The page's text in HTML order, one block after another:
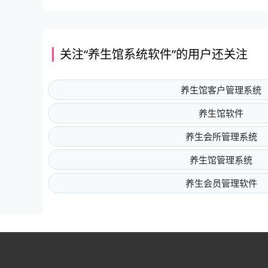
关注“养生馆系统软件”的用户还关注
养生馆客户管理系统
养生馆软件
养生会所管理系统
养生馆管理系统
养生会员管理软件